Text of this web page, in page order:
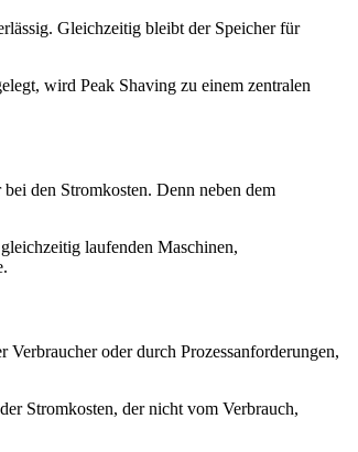
Gleichzeitig bleibt der Speicher für
wird Peak Shaving zu einem zentralen
den Stromkosten. Denn neben dem
laufenden Maschinen,
oder durch Prozessanforderungen,
Stromkosten, der nicht vom Verbrauch,